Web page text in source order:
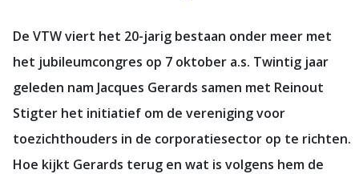
De VTW viert het 20-jarig bestaan onder meer met
het jubileumcongres op 7 oktober a.s. Twintig jaar
geleden nam Jacques Gerards samen met Reinout
Stigter het initiatief om de vereniging voor
toezichthouders in de corporatiesector op te richten.
Hoe kijkt Gerards terug en wat is volgens hem de